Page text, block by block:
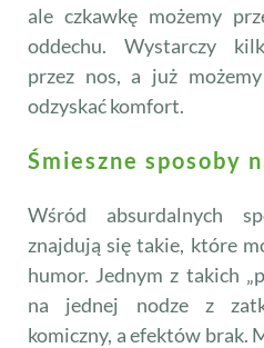
ale czkawkę możemy
oddechu. Wystarczy
przez nos, a już
odzyskać komfort.
Śmieszne sposoby
Wśród absurdalnych
znajdują się takie, które
humor. Jednym z takich
na jednej nodze z
komiczny, a efektów brak.